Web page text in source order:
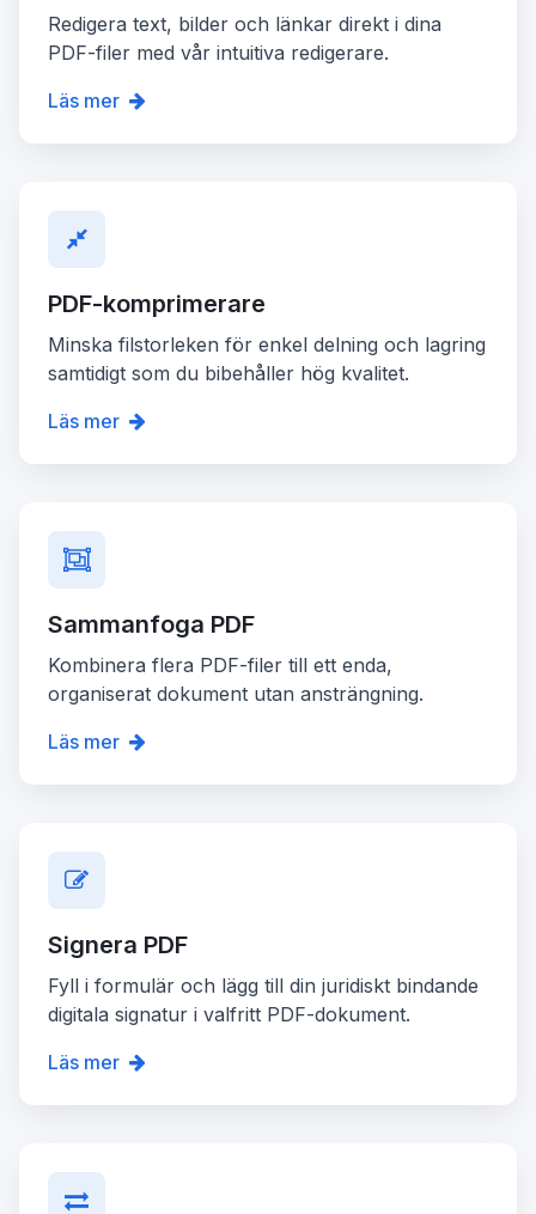
Redigera text, bilder och länkar direkt i dina
PDF-filer med vår intuitiva redigerare.
Läs mer
PDF-komprimerare
Minska filstorleken för enkel delning och lagring
samtidigt som du bibehåller hög kvalitet.
Läs mer
Sammanfoga PDF
Kombinera flera PDF-filer till ett enda,
organiserat dokument utan ansträngning.
Läs mer
Signera PDF
Fyll i formulär och lägg till din juridiskt bindande
digitala signatur i valfritt PDF-dokument.
Läs mer